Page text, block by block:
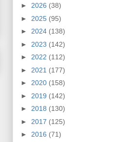
► 2026 (38)
► 2025 (95)
► 2024 (138)
► 2023 (142)
► 2022 (112)
► 2021 (177)
► 2020 (158)
► 2019 (142)
► 2018 (130)
► 2017 (125)
► 2016 (71)